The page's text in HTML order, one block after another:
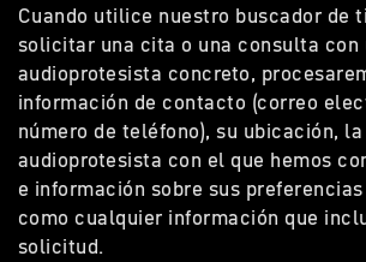
Cuando utilice nuestro buscador de
solicitar una cita o una consulta con
audioprotesista concreto,
información de contacto (correo
número de teléfono), su ubicación,
audioprotesista con el que hemos
e información sobre sus
como cualquier información que
solicitud.